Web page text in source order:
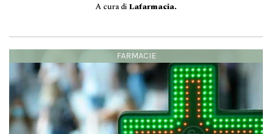
A cura di Lafarmacia.
FARMACIE